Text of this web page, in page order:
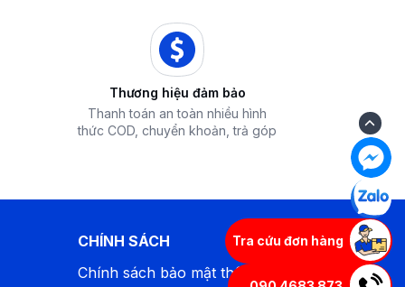
Tra cứu đơn hàng
Thương hiệu đảm bảo
Thanh toán an toàn nhiều hình
thức COD, chuyển khoản, trả góp
CHÍNH SÁCH
Chính sách bảo mật thông tin